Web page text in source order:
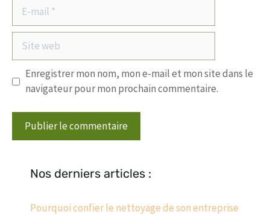
mail
Site
web
Enregistrer mon nom, mon e-mail et mon site dans le
navigateur pour mon prochain commentaire.
Nos derniers articles :
Pourquoi confier le nettoyage de son entreprise